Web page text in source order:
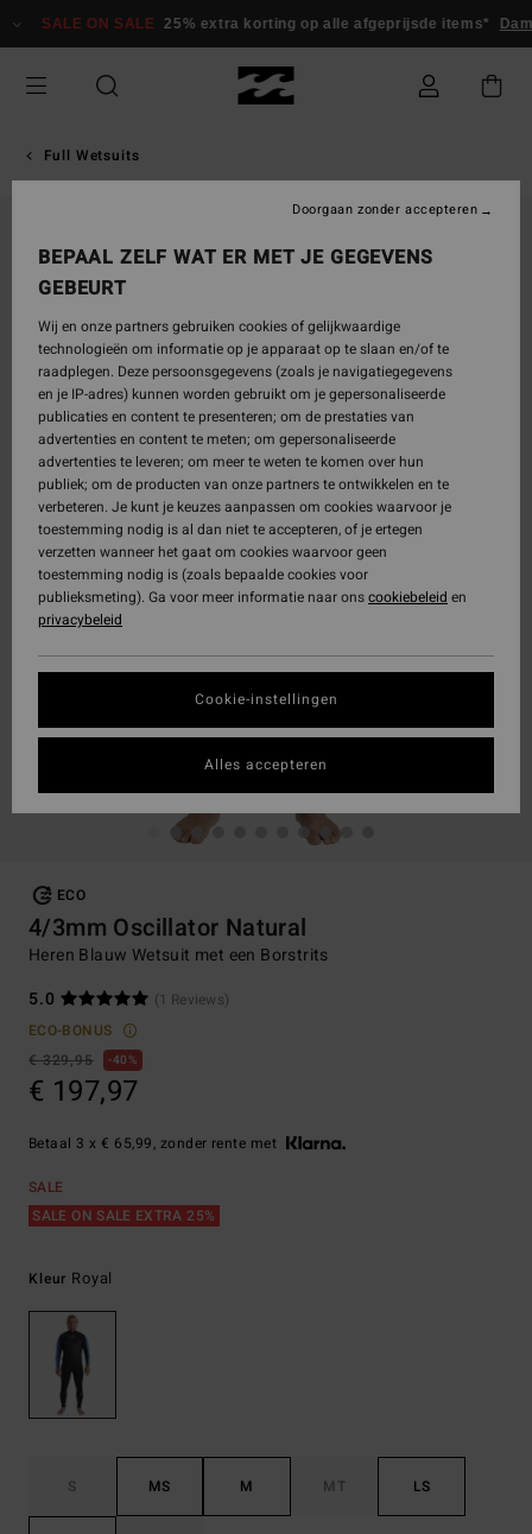
naar
SALE ON SALE 25% extra korting op alle afgeprijsde items*
Full Wetsuits
ECO
4/3mm Oscillator Natural
Heren Blauw Wetsuit met een Borstrits
5.0
(1 Reviews)
ECO-BONUS
€ 329,95
40%
€ 197,97
Betaal 3 x € 65,99, zonder rente met
SALE
SALE ON SALE EXTRA 25%
Kleur Royal
S MS M MT LS
BEPAAL ZELF WAT ER MET JE GEGEVENS
GEBEURT
Wij en onze partners gebruiken cookies of gelijkwaardige
technologieën om informatie op je apparaat op te slaan en/of te
raadplegen. Deze persoonsgegevens (zoals je navigatiegegevens
en je IP-adres) kunnen worden gebruikt om je gepersonaliseerde
publicaties en content te presenteren; om de prestaties van
advertenties en content te meten; om gepersonaliseerde
advertenties te leveren; om meer te weten te komen over hun
publiek; om de producten van onze partners te ontwikkelen en te
verbeteren. Je kunt je keuzes aanpassen om cookies waarvoor je
toestemming nodig is al dan niet te accepteren, of je ertegen
verzetten wanneer het gaat om cookies waarvoor geen
toestemming nodig is (zoals bepaalde cookies voor
publieksmeting). Ga voor meer informatie naar onscookiebeleid en
privacybeleid
Cookie-instellingen
Doorgaan zonder accepteren
Alles accepteren